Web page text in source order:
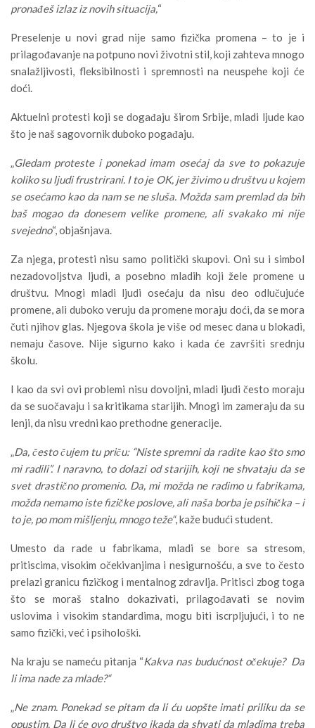
pronađeš izlaz iz novih situacija,“
Preselenje u novi grad nije samo fizička promena – to je i
prilagođavanje na potpuno novi životni stil, koji zahteva mnogo
snalažljivosti, fleksibilnosti i spremnosti na neuspehe koji će
doći.
Aktuelni protesti koji se događaju širom Srbije, mladi ljude kao
što je naš sagovornik duboko pogađaju.
„Gledam proteste i ponekad imam osećaj da sve to pokazuje
koliko su ljudi frustrirani. I to je OK, jer živimo u društvu u kojem
se osećamo kao da nam se ne sluša. Možda sam premlad da bih
baš mogao da donesem velike promene, ali svakako mi nije
svejedno“, objašnjava.
Za njega, protesti nisu samo politički skupovi. Oni su i simbol
nezadovoljstva ljudi, a posebno mladih koji žele promene u
društvu. Mnogi mladi ljudi osećaju da nisu deo odlučujuće
promene, ali duboko veruju da promene moraju doći, da se mora
čuti njihov glas. Njegova škola je više od mesec dana u blokadi,
nemaju časove. Nije sigurno kako i kada će završiti srednju
školu.
I kao da svi ovi problemi nisu dovoljni, mladi ljudi često moraju
da se suočavaju i sa kritikama starijih. Mnogi im zameraju da su
lenji, da nisu vredni kao prethodne generacije.
„Da, često čujem tu priču: “Niste spremni da radite kao što smo
mi radili”. I naravno, to dolazi od starijih, koji ne shvataju da se
svet drastično promenio. Da, mi možda ne radimo u fabrikama,
možda nemamo iste fizičke poslove, ali naša borba je psihička – i
to je, po mom mišljenju, mnogo teže“, kaže budući student.
Umesto da rade u fabrikama, mladi se bore sa stresom,
pritiscima, visokim očekivanjima i nesigurnošću, a sve to često
prelazi granicu fizičkog i mentalnog zdravlja. Pritisci zbog toga
što se moraš stalno dokazivati, prilagođavati se novim
uslovima i visokim standardima, mogu biti iscrpljujući, i to ne
samo fizički, već i psihološki.
Na kraju se nameću pitanja “Kakva nas budućnost očekuje? Da
li ima nade za mlade?“
„Ne znam. Ponekad se pitam da li ću uopšte imati priliku da se
opustim. Da li će ovo društvo ikada da shvati da mladima treba